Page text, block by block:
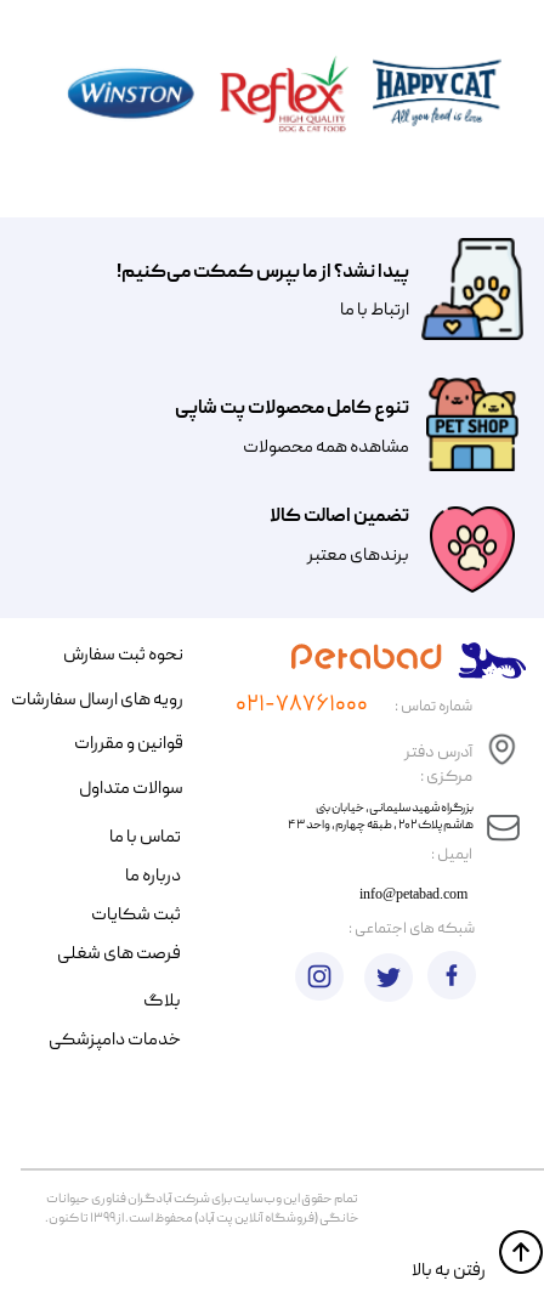
تضمین اصالت کالا
​​برندهای معتبر​​​​​​​
تنوع کامل محصولات پت شاپی
مشاهده همه محصولات
پیدا نشد؟ از ما بپرس کمکت می‌کنیم!
​​​ارتباط با ما
​ایمیل :
آدرس دفتر
مرکزی :
info@petabad.com
​​بزرگراه شهید سلیمانی، خیابان بنی
هاشم پلاک ۲۰۲ ، طبقه چهارم، واحد ۴۳
شماره تماس : ۰۲۱-۷۸۷۶۱۰۰۰
تمام حقوق اين وب‌سايت برای شرکت آبادگران فناوری حیوانات
خانگی (فروشگاه آنلاین پت آباد) محفوظ است. از ۱۳۹۹ تا کنون.
​​رفتن به بالا
نحوه ثبت سفارش
رویه های ارسال سفارشات
قوانین و مقررات
سوالات متداول
تماس با ما
درباره ما
ثبت شکایات
فرصت های شغلی
​شبکه های اجتماعی :
بلاگ
خدمات دامپزشکی